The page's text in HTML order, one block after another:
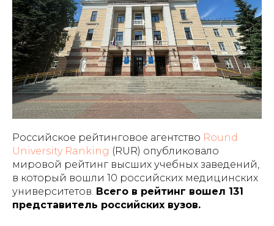
Российское рейтинговое агентство Round
University Ranking (RUR) опубликовало
мировой рейтинг высших учебных заведений,
в который вошли 10 российских медицинских
университетов. Всего в рейтинг вошел 131
представитель российских вузов.